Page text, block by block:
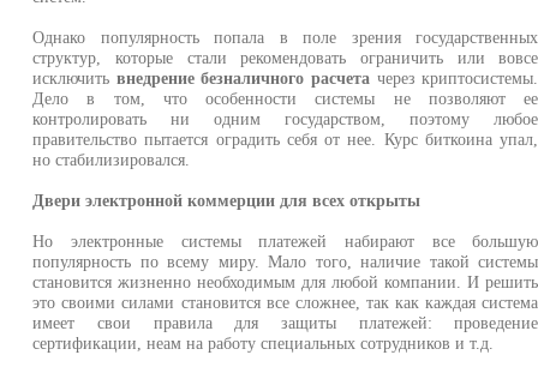
Однако популярность попала в поле зрения государственных
структур, которые стали рекомендовать ограничить или вовсе
исключить внедрение безналичного расчета через криптосистемы.
Дело в том, что особенности системы не позволяют ее
контролировать ни одним государством, поэтому любое
правительство пытается оградить себя от нее. Курс биткоина упал,
но стабилизировался.
Двери электронной коммерции для всех открыты
Но электронные системы платежей набирают все большую
популярность по всему миру. Мало того, наличие такой системы
становится жизненно необходимым для любой компании. И решить
это своими силами становится все сложнее, так как каждая система
имеет свои правила для защиты платежей: проведение
сертификации, неам на работу специальных сотрудников и т.д.